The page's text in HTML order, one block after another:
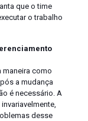
que o time
o trabalho
maneira como
a mudança
é necessário. A
desse